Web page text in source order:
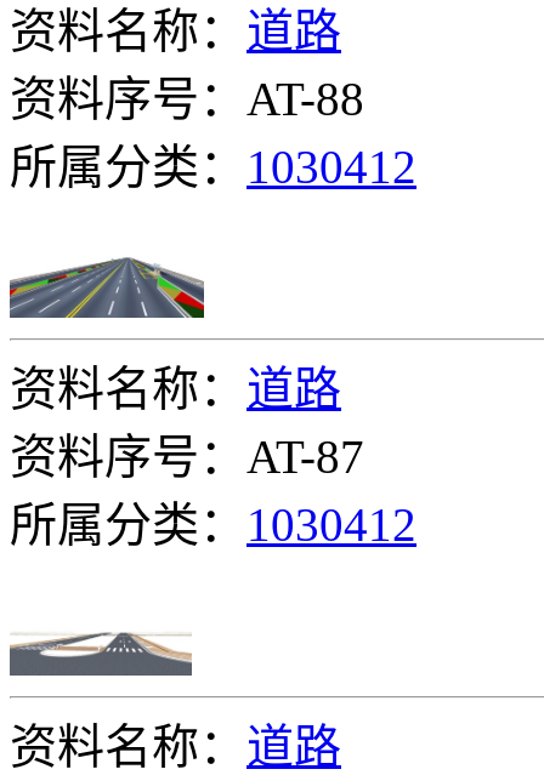
资料名称： 道路
资料序号：AT-88
所属分类： 1030412
资料名称： 道路
资料序号：AT-87
所属分类： 1030412
资料名称： 道路